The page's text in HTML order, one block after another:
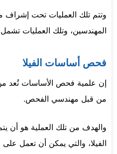
وتتم تلك العمليات تحت
المهندسين، وتلك العمليات
فحص أساسات الفيلا
إن علمية فحص الأساسات تُعد من
من قبل مهندسي الفحص.
والهدف من تلك العملية هو أن
الفيلا، والتي يمكن أن تعمل على